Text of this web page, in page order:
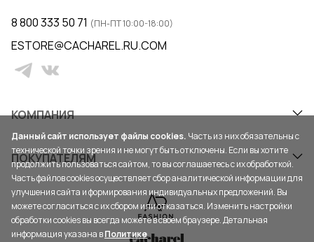
КОМПАНИЯ
ПОКУПАТЕЛЯМ
8 800 333 50 71 (ПН-ПТ 10:00-18:00)
ESTORE@CACHAREL.RU.COM
Данный сайт использует файлы cookies. Часть из них обязательны с
технической точки зрения и не могут быть отключены. Если вы хотите
продолжить пользоваться сайтом, то вы соглашаетесь с их обработкой.
Часть файлов cookies осуществляет сбор аналитической информации для
улучшения сайта и формирования индивидуальных предложений. Вы
можете согласиться с их сбором или отказаться. Изменить настройки
обработки cookies вы всегда можете в своем браузере. Детальная
информация указана вПолитике